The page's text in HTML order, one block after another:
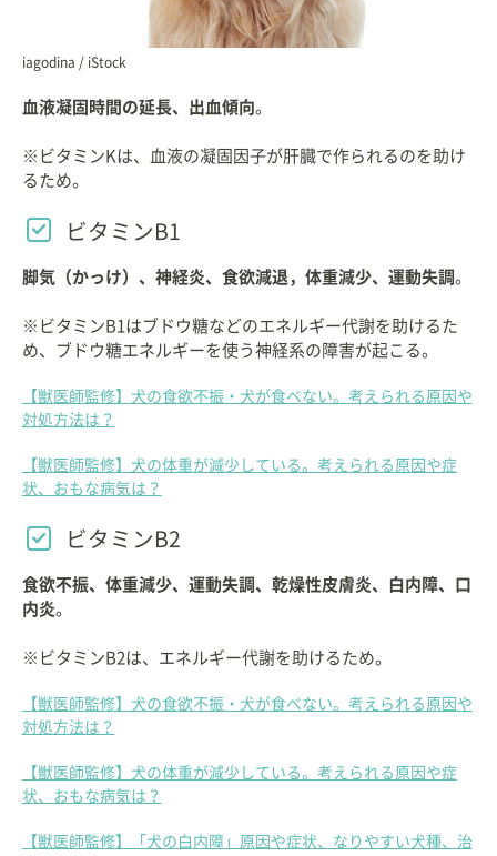
iagodina / iStock
血液凝固時間の延長、出血傾向。
※ビタミンKは、血液の凝固因子が肝臓で作られるのを助け
るため。
ビタミンB1
脚気（かっけ）、神経炎、食欲減退，体重減少、運動失調 。
※ビタミンB1はブドウ糖などのエネルギー代謝を助けるた
め、ブドウ糖エネルギーを使う神経系の障害が起こる。
【獣医師監修】犬の食欲不振・犬が食べない。考えられる原因や
対処方法は？
【獣医師監修】犬の体重が減少している。考えられる原因や症
状、おもな病気は？
ビタミンB2
食欲不振、体重減少、運動失調、乾燥性皮膚炎、白内障、口
内炎。
※ビタミンB2は、エネルギー代謝を助けるため。
【獣医師監修】犬の食欲不振・犬が食べない。考えられる原因や
対処方法は？
【獣医師監修】犬の体重が減少している。考えられる原因や症
状、おもな病気は？
【獣医師監修】「犬の白内障」原因や症状、なりやすい犬種、治